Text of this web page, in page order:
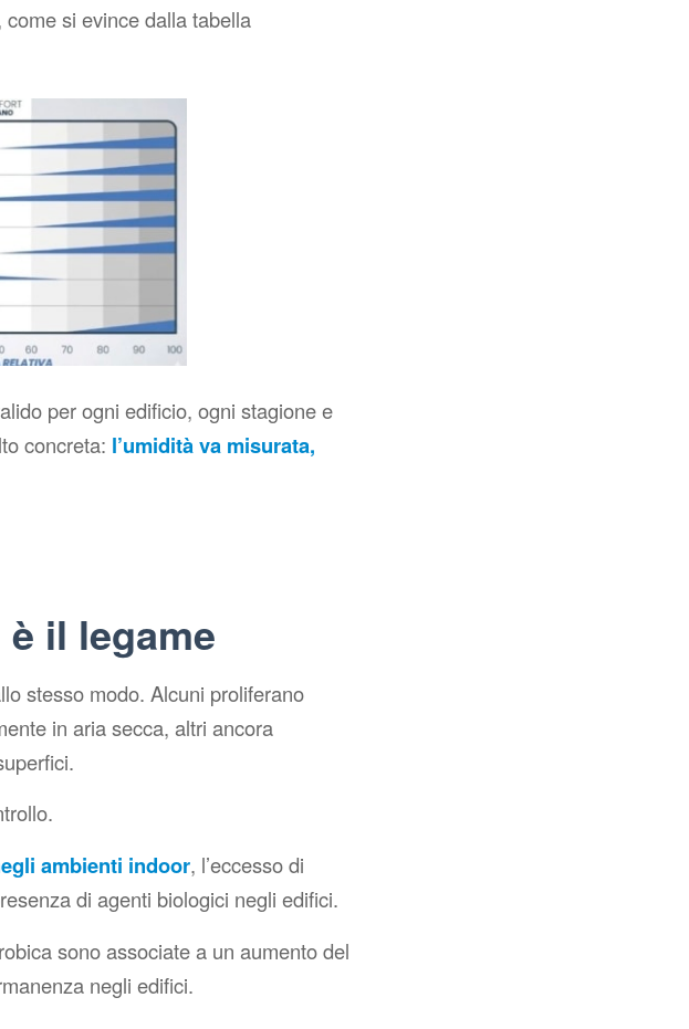
si evince dalla tabella
per ogni edificio, ogni stagione e
concreta: l’umidità va misurata,
il legame
stesso modo. Alcuni proliferano
in aria secca, altri ancora
ambienti indoor, l’eccesso di
di agenti biologici negli edifici.
sono associate a un aumento del
negli edifici.